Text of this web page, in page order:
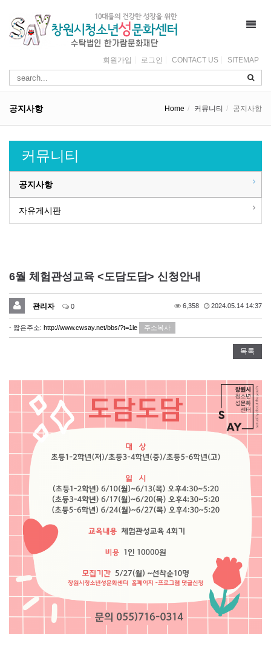
회원가입 로그인 CONTACT US SITEMAP
공지사항 Home 커뮤니티 공지사항
커뮤니티
공지사항
자유게시판
6월 체험관성교육 <도담도담> 신청안내
관리자 0 6,358 2024.05.14 14:37
- 짧은주소: http://www.cwsay.net/bbs/?t=1le 주소복사
목록